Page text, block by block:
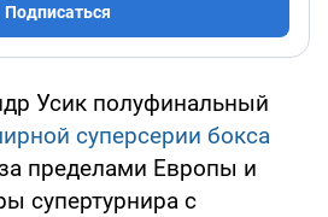
Подписаться
Усик полуфинальный
суперсерии бокса
пределами Европы и
супертурнира с